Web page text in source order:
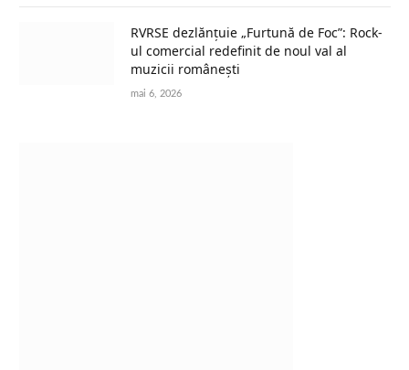
RVRSE dezlănțuie „Furtună de Foc”: Rock-
ul comercial redefinit de noul val al
muzicii românești
mai 6, 2026